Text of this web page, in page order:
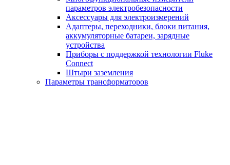
параметров электробезопасности
Аксессуары для электроизмерений
Адаптеры, переходники, блоки питания,
аккумуляторные батареи, зарядные
устройства
Приборы с поддержкой технологии Fluke
Connect
Штыри заземления
Параметры трансформаторов